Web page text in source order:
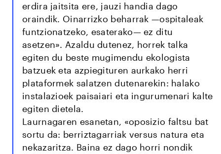
erdira jaitsita ere, jauzi handia dago
oraindik. Oinarrizko beharrak —ospitaleak
funtzionatzeko, esaterako— ez ditu
asetzen». Azaldu dutenez, horrek talka
egiten du beste mugimendu ekologista
batzuek eta azpiegituren aurkako herri
plataformek salatzen dutenarekin: halako
instalazioek paisaiari eta ingurumenari kalte
egiten dietela.
Laurnagaren esanetan, «oposizio faltsu bat
sortu da: berriztagarriak versus natura eta
nekazaritza. Baina ez dago horri nondik